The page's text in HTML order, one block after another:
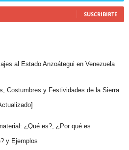
SUSCRIBIRTE
al Estado Anzoátegui en Venezuela
Costumbres y Festividades de la Sierra
¿Qué es?, ¿Por qué es
y Ejemplos